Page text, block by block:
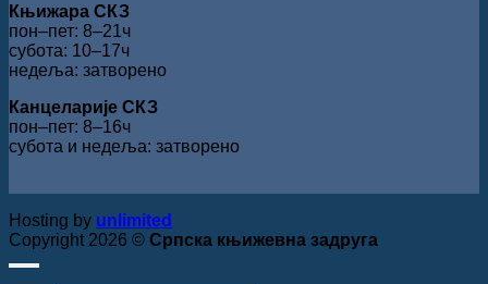
Књижара СКЗ
пон‒пет: 8‒21ч
субота: 10‒17ч
недеља: затворено
Канцеларије СКЗ
пон‒пет: 8‒16ч
субота и недеља: затворено
Hosting by unlimited
Copyright 2026 © Српска књижевна задруга